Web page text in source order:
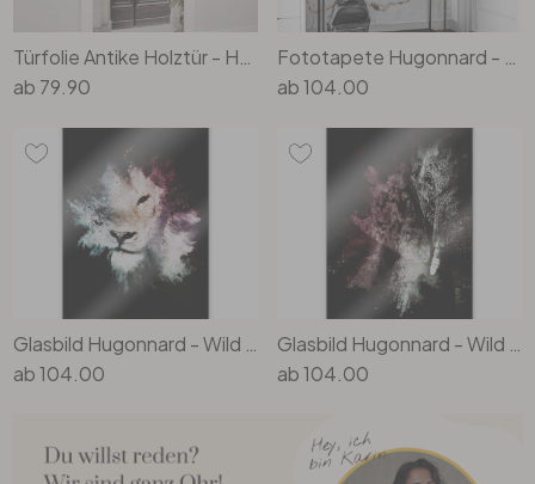
ab 79.90
ab104.00
ab104.00
ab104.00